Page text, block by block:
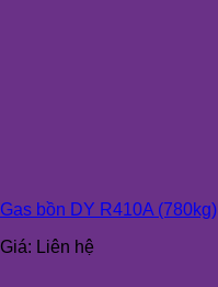
Gas bồn DY R410A (780kg)
Giá: Liên hệ